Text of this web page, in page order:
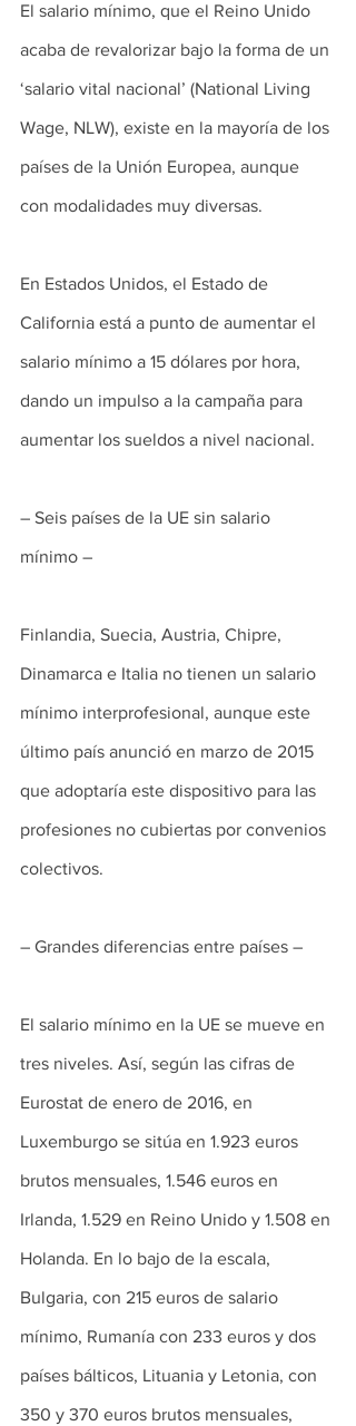
El salario mínimo, que el Reino Unido
acaba de revalorizar bajo la forma de un
‘salario vital nacional’ (National Living
Wage, NLW), existe en la mayoría de los
países de la Unión Europea, aunque
con modalidades muy diversas.
En Estados Unidos, el Estado de
California está a punto de aumentar el
salario mínimo a 15 dólares por hora,
dando un impulso a la campaña para
aumentar los sueldos a nivel nacional.
– Seis países de la UE sin salario
mínimo –
Finlandia, Suecia, Austria, Chipre,
Dinamarca e Italia no tienen un salario
mínimo interprofesional, aunque este
último país anunció en marzo de 2015
que adoptaría este dispositivo para las
profesiones no cubiertas por convenios
colectivos.
– Grandes diferencias entre países –
El salario mínimo en la UE se mueve en
tres niveles. Así, según las cifras de
Eurostat de enero de 2016, en
Luxemburgo se sitúa en 1.923 euros
brutos mensuales, 1.546 euros en
Irlanda, 1.529 en Reino Unido y 1.508 en
Holanda. En lo bajo de la escala,
Bulgaria, con 215 euros de salario
mínimo, Rumanía con 233 euros y dos
países bálticos, Lituania y Letonia, con
350 y 370 euros brutos mensuales,